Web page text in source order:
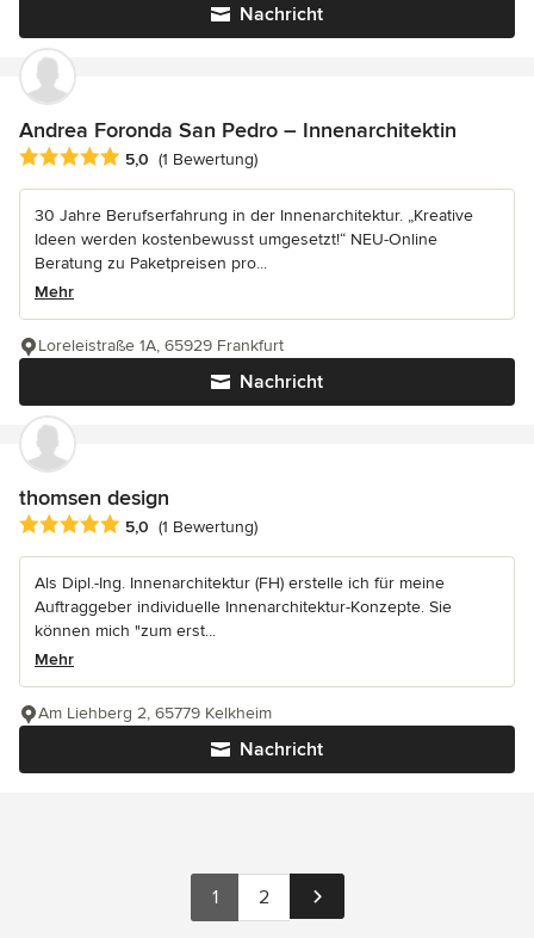
Nachricht
Andrea Foronda San Pedro – Innenarchitektin
Durchschnittliche Bewertung: 5 von 5 Sternen
5,0 (1 Bewertung)
30 Jahre Berufserfahrung in der Innenarchitektur. „Kreative
Ideen werden kostenbewusst umgesetzt!“ NEU-Online
Beratung zu Paketpreisen pro...
Mehr
Nachricht
Loreleistraße 1A, 65929 Frankfurt
thomsen design
Durchschnittliche Bewertung: 5 von 5 Sternen
5,0 (1 Bewertung)
Als Dipl.-Ing. Innenarchitektur (FH) erstelle ich für meine
Auftraggeber individuelle Innenarchitektur-Konzepte. Sie
können mich "zum erst...
Mehr
Nachricht
Am Liehberg 2, 65779 Kelkheim
1 2